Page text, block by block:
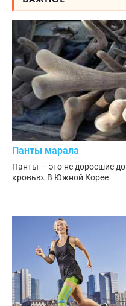
Панты марала
Панты — это не доросшие
кровью. В Южной Корее